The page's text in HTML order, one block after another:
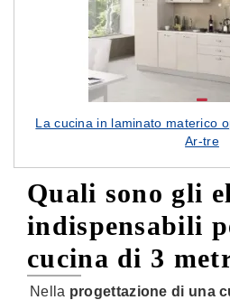
La cucina in laminato materico
Ar-tre
Quali sono gli
indispensabili
cucina di 3
Nella progettazione di una